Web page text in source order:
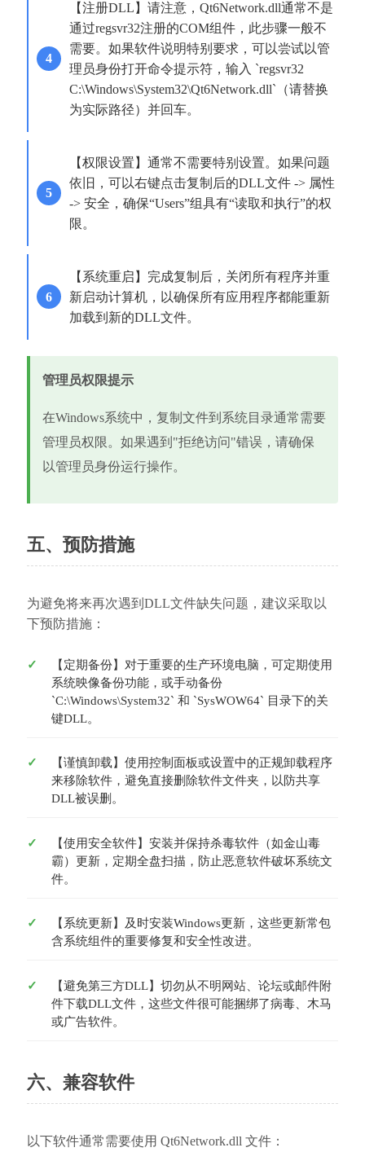
【注册DLL】请注意，Qt6Network.dll通常不是
通过regsvr32注册的COM组件，此步骤一般不
需要。如果软件说明特别要求，可以尝试以管
理员身份打开命令提示符，输入 `regsvr32
C:\Windows\System32\Qt6Network.dll`（请替换
为实际路径）并回车。
【权限设置】通常不需要特别设置。如果问题
依旧，可以右键点击复制后的DLL文件 -> 属性
-> 安全，确保“Users”组具有“读取和执行”的权
限。
【系统重启】完成复制后，关闭所有程序并重
新启动计算机，以确保所有应用程序都能重新
加载到新的DLL文件。
管理员权限提示
在Windows系统中，复制文件到系统目录通常需要
管理员权限。如果遇到"拒绝访问"错误，请确保
以管理员身份运行操作。
五、预防措施
为避免将来再次遇到DLL文件缺失问题，建议采取以
下预防措施：
【定期备份】对于重要的生产环境电脑，可定期使用
系统映像备份功能，或手动备份
`C:\Windows\System32` 和 `SysWOW64` 目录下的关
键DLL。
【谨慎卸载】使用控制面板或设置中的正规卸载程序
来移除软件，避免直接删除软件文件夹，以防共享
DLL被误删。
【使用安全软件】安装并保持杀毒软件（如金山毒
霸）更新，定期全盘扫描，防止恶意软件破坏系统文
件。
【系统更新】及时安装Windows更新，这些更新常包
含系统组件的重要修复和安全性改进。
【避免第三方DLL】切勿从不明网站、论坛或邮件附
件下载DLL文件，这些文件很可能捆绑了病毒、木马
或广告软件。
六、兼容软件
以下软件通常需要使用 Qt6Network.dll 文件：